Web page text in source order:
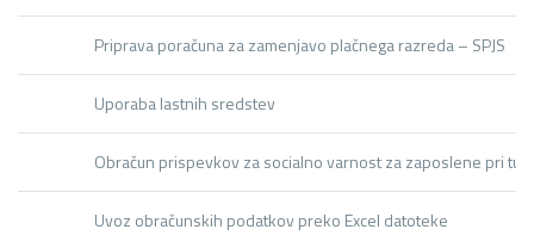
Priprava poračuna za zamenjavo plačnega razreda – SPJS
Uporaba lastnih sredstev
Obračun prispevkov za socialno varnost za zaposlene pri
Uvoz obračunskih podatkov preko Excel datoteke